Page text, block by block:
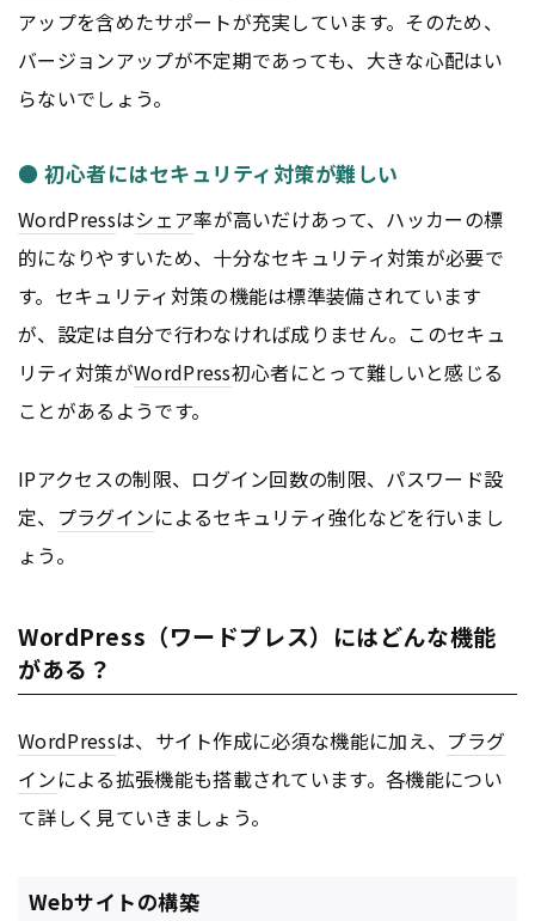
アップを含めたサポートが充実しています。そのため、
バージョンアップが不定期であっても、大きな心配はい
らないでしょう。
● 初心者にはセキュリティ対策が難しい
WordPressはシェア率が高いだけあって、ハッカーの標
的になりやすいため、十分なセキュリティ対策が必要で
す。セキュリティ対策の機能は標準装備されています
が、設定は自分で行わなければ成りません。このセキュ
リティ対策がWordPress初心者にとって難しいと感じる
ことがあるようです。
IPアクセスの制限、ログイン回数の制限、パスワード設
定、 プラグインによるセキュリティ強化などを行いまし
ょう。
WordPress（ワードプレス）にはどんな機能
がある？
WordPressは、サイト作成に必須な機能に加え、 プラグ
インによる拡張機能も搭載されています。各機能につい
て詳しく見ていきましょう。
Webサイトの構築